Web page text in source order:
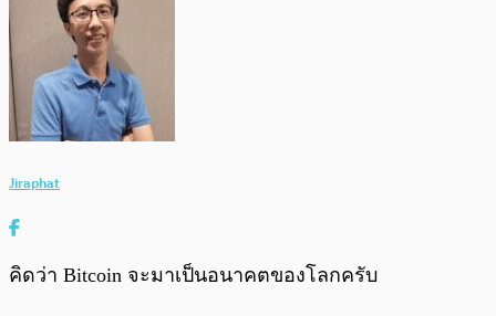
Jiraphat
คิดว่า Bitcoin จะมาเป็นอนาคตของโลกครับ